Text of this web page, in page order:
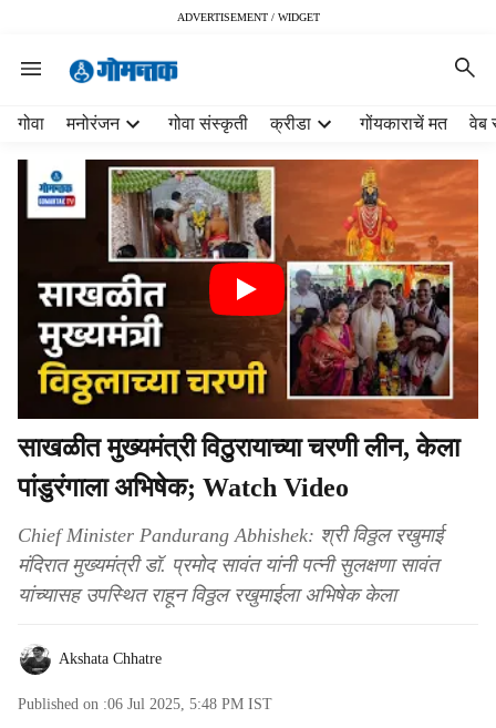
ADVERTISEMENT / WIDGET
गोवा मनोरंजन गोवा संस्कृती क्रीडा गोंयकाराचें मत वेब
साखळीत मुख्यमंत्री विठुरायाच्या चरणी लीन, केला
पांडुरंगाला अभिषेक; Watch Video
Chief Minister Pandurang Abhishek: श्री विठ्ठल रखुमाई
मंदिरात मुख्यमंत्री डॉ. प्रमोद सावंत यांनी पत्नी सुलक्षणा सावंत
यांच्यासह उपस्थित राहून विठ्ठल रखुमाईला अभिषेक केला
Akshata Chhatre
Published on :06 Jul 2025, 5:48 PM IST